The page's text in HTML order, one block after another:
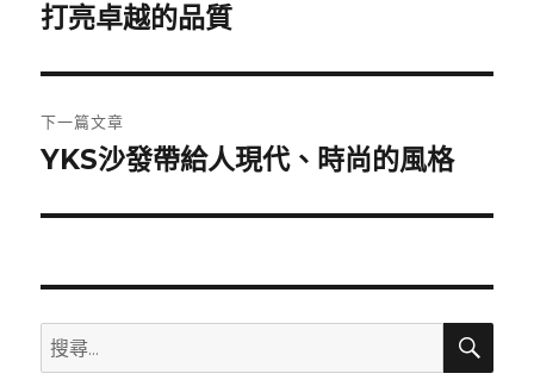
導
覽
一
文
章:
打亮卓越的品質
下一篇文章
下
篇
章:
YKS沙發帶給人現代、時尚的風格
搜
尋
搜